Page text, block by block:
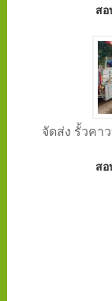
ส
จัดส่ง รั้วคา
ส